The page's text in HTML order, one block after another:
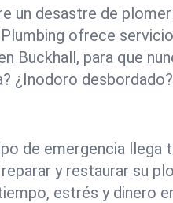
un desastre de
ofrece
Buckhall, para que
¿Inodoro
de emergencia llega
y restaurar su
estrés y dinero